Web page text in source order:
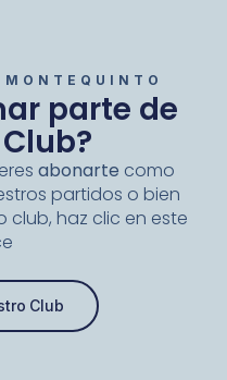
parte de
abonarte como
partidos o bien
club, haz clic en este
Club